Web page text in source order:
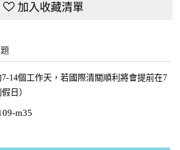
加入收藏清單
7-14個工作天，若國際清關順利將會提前在7
日）
m35